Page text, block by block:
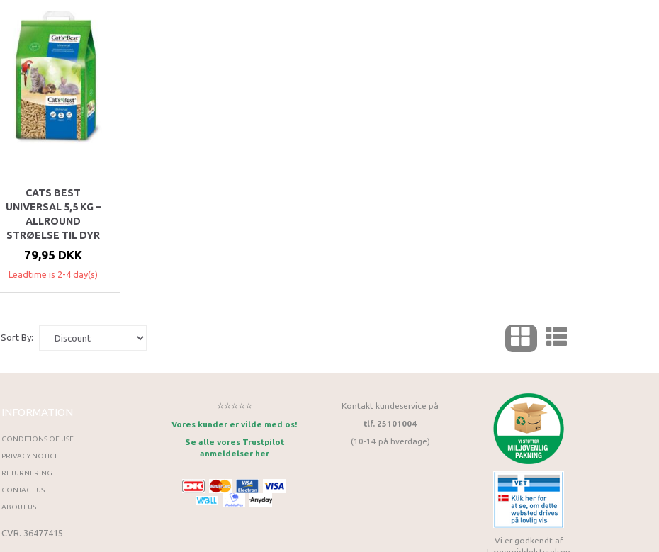
CATS BEST
UNIVERSAL 5,5 KG –
ALLROUND
STRØELSE TIL DYR
79,95 DKK
Leadtime is 2-4 day(s)
Sort By:
INFORMATION
CONDITIONS OF USE
PRIVACY NOTICE
RETURNERING
CONTACT US
ABOUT US
CVR. 36477415
⭐⭐⭐⭐⭐
Vores kunder er vilde med os!
Se alle vores Trustpilot
anmeldelser her
Kontakt kundeservice på
tlf. 25101004
(10-14 på hverdage)
Vi er godkendt af